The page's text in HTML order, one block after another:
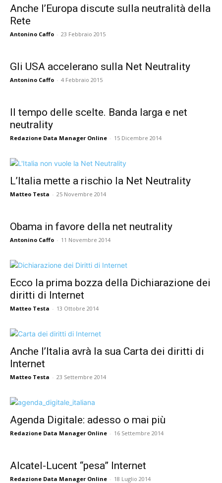
Anche l’Europa discute sulla neutralità della
Rete
Antonino Caffo - 23 Febbraio 2015
Gli USA accelerano sulla Net Neutrality
Antonino Caffo - 4 Febbraio 2015
Il tempo delle scelte. Banda larga e net
neutrality
Redazione Data Manager Online - 15 Dicembre 2014
L’Italia mette a rischio la Net Neutrality
Matteo Testa - 25 Novembre 2014
Obama in favore della net neutrality
Antonino Caffo - 11 Novembre 2014
Ecco la prima bozza della Dichiarazione dei
diritti di Internet
Matteo Testa - 13 Ottobre 2014
Anche l’Italia avrà la sua Carta dei diritti di
Internet
Matteo Testa - 23 Settembre 2014
Agenda Digitale: adesso o mai più
Redazione Data Manager Online - 16 Settembre 2014
Alcatel-Lucent “pesa” Internet
Redazione Data Manager Online - 18 Luglio 2014